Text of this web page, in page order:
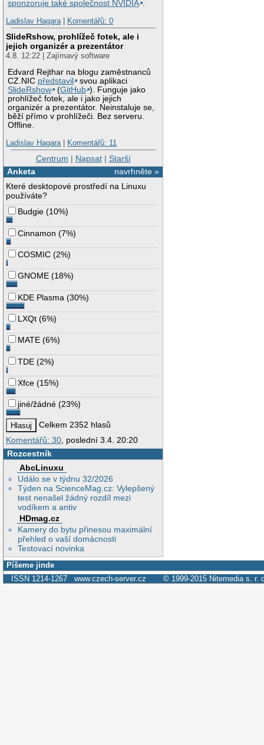
sponzoruje také společnost NVIDIA .
Ladislav Hagara| Komentářů: 0
SlideRshow, prohlížeč fotek, ale i
jejich organizér a prezentátor
4.8. 12:22 | Zajímavý software
Edvard Rejthar na blogu zaměstnanců
CZ.NIC představil
svou aplikaci
SlideRshow
(GitHub ). Funguje jako
prohlížeč fotek, ale i jako jejich
organizér a prezentátor. Neinstaluje se,
běží přímo v prohlížeči. Bez serveru.
Offline.
Ladislav Hagara| Komentářů: 11
Centrum | Napsat| Starší
navrhněte »
Anketa
Které desktopové prostředí na Linuxu
používáte?
Budgie (10%)
Cinnamon (7%)
COSMIC (2%)
GNOME (18%)
KDE Plasma (30%)
LXQt (6%)
MATE (6%)
TDE (2%)
Xfce (15%)
jiné/žádné (23%)
Celkem 2352 hlasů
Komentářů: 30 , poslední 3.4. 20:20
Rozcestník
AbcLinuxu
Událo se v týdnu 32/2026
Týden na ScienceMag.cz: Vylepšený
test nenašel žádný rozdíl mezi
vodíkem a antiv
HDmag.cz
Kamery do bytu přinesou maximální
přehled o vaší domácnosti
Testovací novinka
Píšeme jinde
ISSN 1214-1267 www.czech-server.cz © 1999-2015 Nitemedia s. r.